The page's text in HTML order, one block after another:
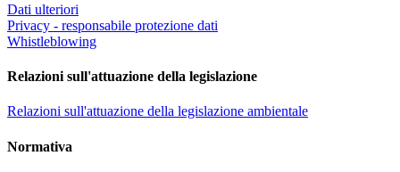
Dati ulteriori
Privacy - responsabile protezione dati
Whistleblowing
Relazioni sull'attuazione della legislazione
Relazioni sull'attuazione della legislazione ambientale
Normativa